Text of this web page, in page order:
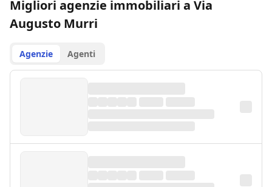
Migliori agenzie immobiliari a Via
Augusto Murri
Agenzie Agenti